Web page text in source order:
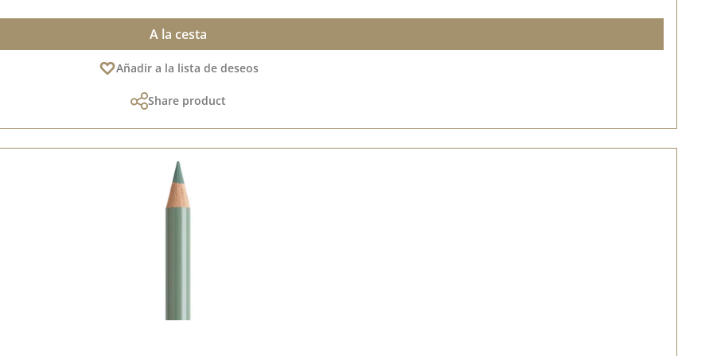
A la cesta
Añadir a la lista de deseos
Share product